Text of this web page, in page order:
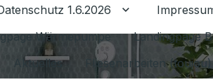
für Ratgeber umschalten
1.6.2026 Untermenü für
Wärmepumpe Landingpage
Aktuelles Fliesenarbeiten (toujou)